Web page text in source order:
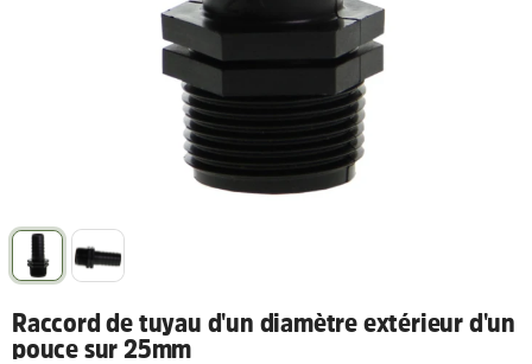
Raccord de tuyau d'un diamètre extérieur d'un
pouce sur 25mm